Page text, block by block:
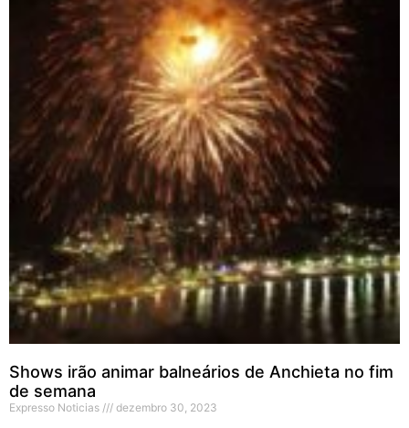
Shows irão animar balneários de Anchieta no fim
de semana
Expresso Noticias dezembro 30, 2023